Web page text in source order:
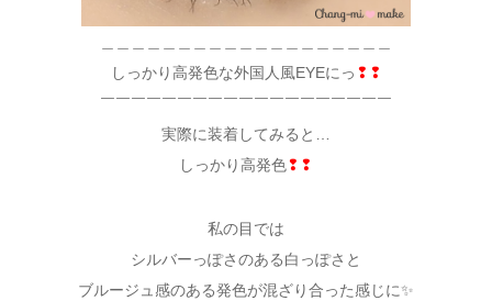
しっかり高発色な外国人風EYEにっ ❢❢
￣￣￣￣￣￣￣￣￣￣￣￣￣￣￣￣￣￣￣
実際に装着してみると…
しっかり高発色❢❢
私の目では
シルバーっぽさのある白っぽさと
ブルージュ感のある発色が混ざり合った感じに✨